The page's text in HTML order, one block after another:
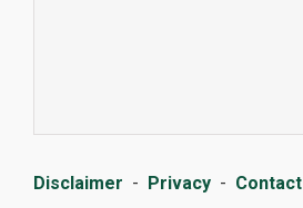
Disclaimer - Privacy - Contact